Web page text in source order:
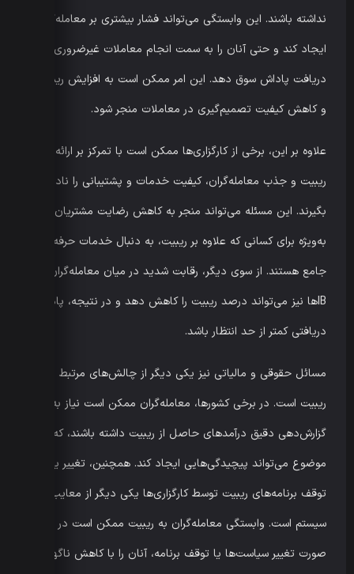
نداشته باشند. این وابستگی می‌تواند فشار بیشتری بر معامله‌گران
ایجاد کند و حتی آنان را به سمت انجام معاملات غیرضروری برای
دریافت پاداش سوق دهد. این امر ممکن است به افزایش ریسک
و کاهش کیفیت تصمیم‌گیری در معاملات منجر شود.
علاوه بر این، برخی از کارگزاری‌ها ممکن است با تمرکز بر ارائه
ریبیت و جذب معامله‌گران، کیفیت خدمات و پشتیبانی را نادیده
بگیرند. این مسئله می‌تواند منجر به کاهش رضایت مشتریان شود،
به‌ویژه برای کسانی که علاوه بر ریبیت، به دنبال خدمات حرفه‌ای و
جامع هستند. از سوی دیگر، رقابت شدید در میان معامله‌گران و
IBها نیز می‌تواند درصد ریبیت را کاهش دهد و در نتیجه، پاداش
دریافتی کمتر از حد انتظار باشد.
مسائل حقوقی و مالیاتی نیز یکی دیگر از چالش‌های مرتبط با
ریبیت است. در برخی کشورها، معامله‌گران ممکن است نیاز به
گزارش‌دهی دقیق درآمدهای حاصل از ریبیت داشته باشند، که این
موضوع می‌تواند پیچیدگی‌هایی ایجاد کند. همچنین، تغییر یا
توقف برنامه‌های ریبیت توسط کارگزاری‌ها یکی دیگر از معایب این
سیستم است. وابستگی معامله‌گران به ریبیت ممکن است در
صورت تغییر سیاست‌ها یا توقف برنامه، آنان را با کاهش ناگهانی